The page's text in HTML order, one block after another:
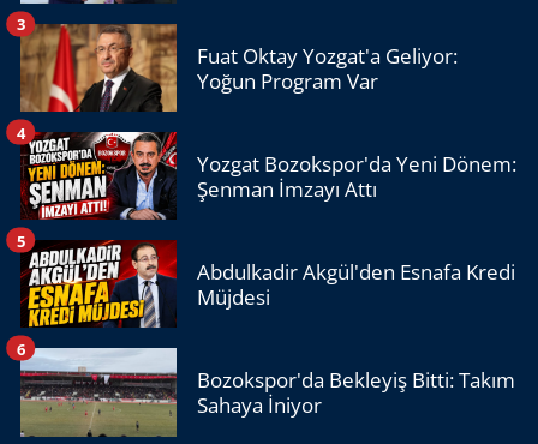
Fuat Oktay Yozgat'a Geliyor:
Yoğun Program Var
3
Yozgat Bozokspor'da Yeni Dönem:
Şenman İmzayı Attı
4
Abdulkadir Akgül'den Esnafa Kredi
Müjdesi
5
Bozokspor'da Bekleyiş Bitti: Takım
Sahaya İniyor
6